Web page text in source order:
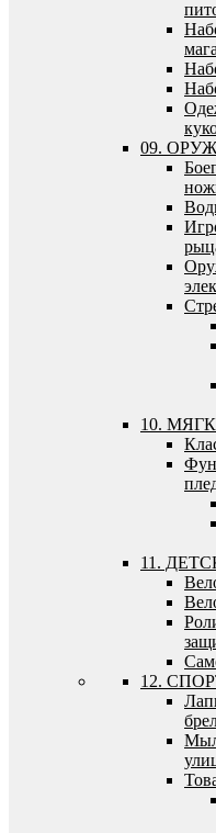
09.
10.
11.
12.